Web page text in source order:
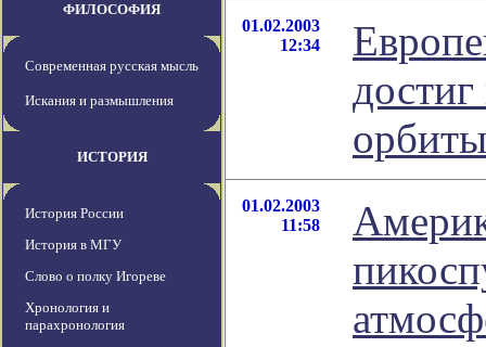
ФИЛОСОФИЯ
Современная русская мысль
Искания и размышления
ИСТОРИЯ
История России
История в МГУ
Слово о полку Игореве
Хронология и
парахронология
01.02.2003
12:34
орбиты
01.02.2003
11:58